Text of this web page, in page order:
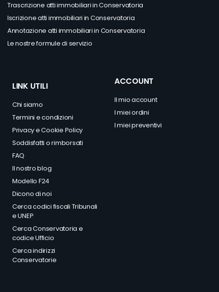
Trascrizione atti immobiliari in Conservatoria
Iscrizione atti immobiliari in Conservatoria
Annotazione atti immobiliari in Conservatoria
Le nostre formule di servizio
LINK UTILI
Chi siamo
Termini e condizioni
PrivacyeCookie Policy
Soddisfatti o rimborsati
FAQ
Il nostro blog
Modello F24
Dicono di noi
Cerca codici fiscali Tribunali
e UNEP
Cerca Conservatoria e
codice Ufficio
Cerca indirizzi
Conservatorie
ACCOUNT
Il mio account
I miei ordini
I miei preventivi